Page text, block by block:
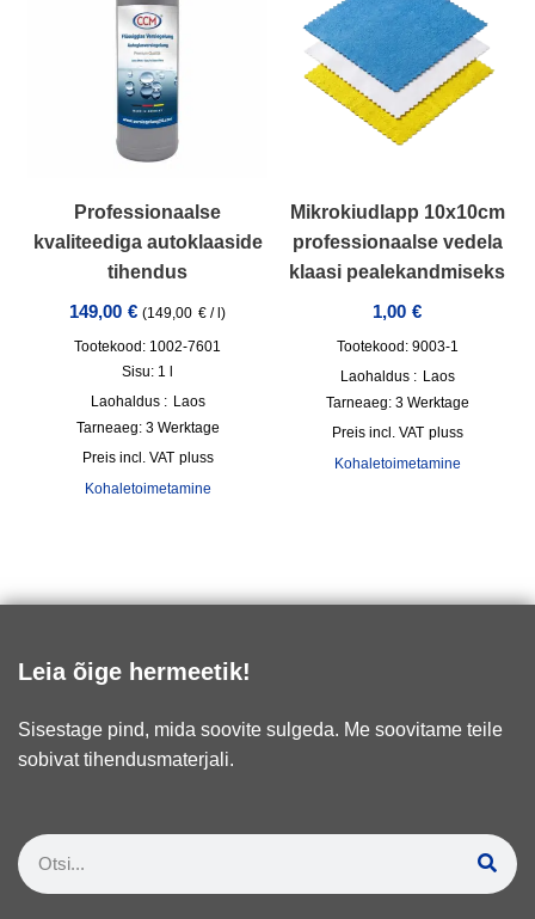
Professionaalse
kvaliteediga autoklaaside
tihendus
149,00 € (149,00 € /l)
Tootekood: 1002-7601
Sisu: 1
Laohaldus : Laos
Tarneaeg: 3 Werktage
incl. VAT pluss
Kohaletoimetamine
Mikrokiudlapp 10x10cm
professionaalse vedela
klaasi pealekandmiseks
1,00 €
Tootekood: 9003-1
Laohaldus : Laos
Tarneaeg: 3 Werktage
incl. VAT pluss
Kohaletoimetamine
Leia õige hermeetik!
Sisestage pind, mida soovite sulgeda. Me soovitame teile
sobivat tihendusmaterjali.